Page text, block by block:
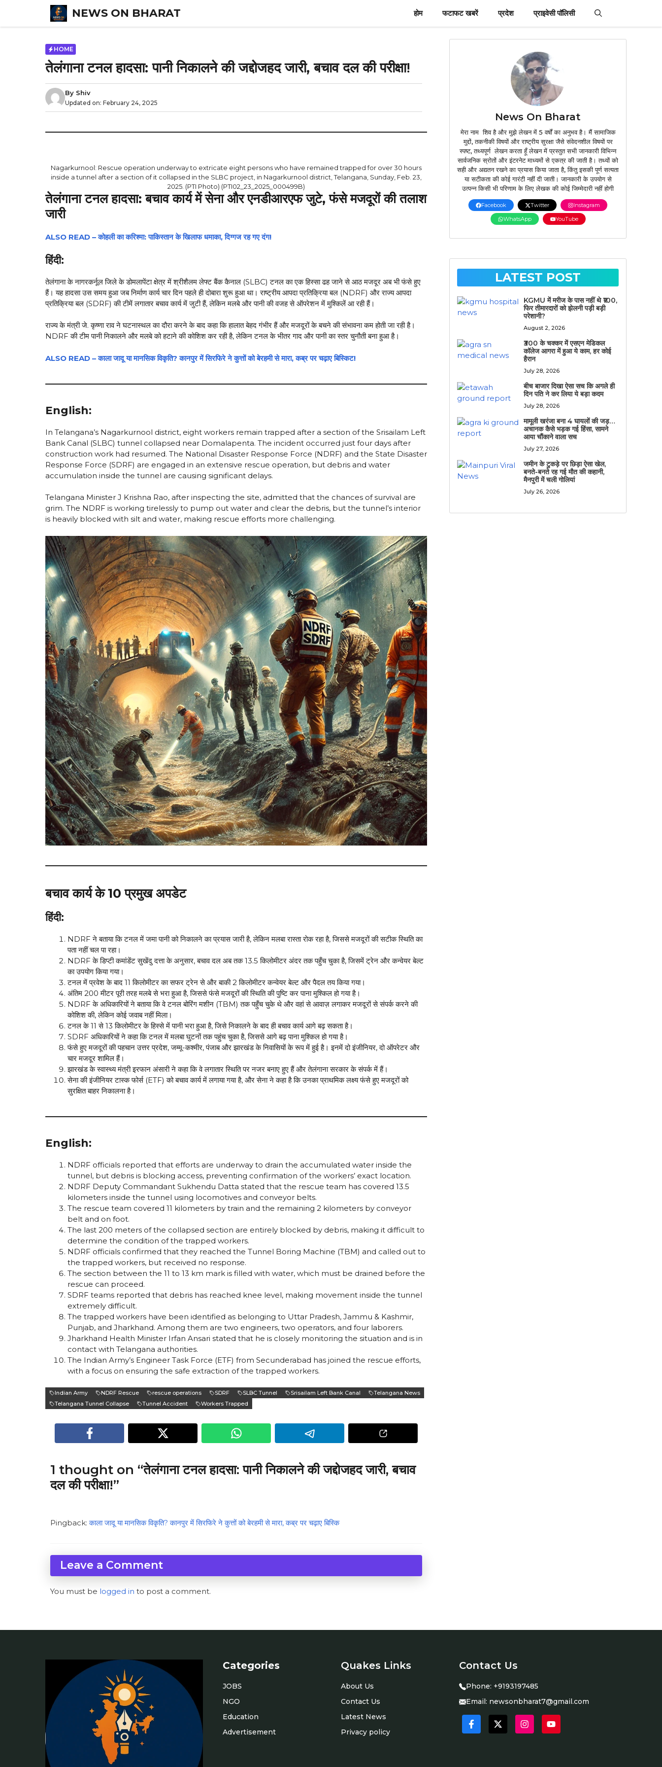
content
NEWS ON BHARAT होम फटाफट खबरें प्रदेश प्राइवेसी पॉलिसी
HOME
तेलंगाना टनल हादसा: पानी निकालने की जद्दोजहद जारी, बचाव दल की परीक्षा!
By Shiv
Updated on: February 24, 2025
Nagarkurnool: Rescue operation underway to extricate eight persons who have remained trapped for over 30 hours
inside a tunnel after a section of it collapsed in the SLBC project, in Nagarkurnool district, Telangana, Sunday, Feb. 23,
2025. (PTI Photo) (PTI02_23_2025_000499B)
तेलंगाना टनल हादसा: बचाव कार्य में सेना और एनडीआरएफ जुटे, फंसे मजदूरों की तलाश
जारी
ALSO READ – कोहली का करिश्मा: पाकिस्तान के खिलाफ धमाका, दिग्गज रह गए दंग!
हिंदी:
तेलंगाना के नागरकर्नूल जिले के डोमलापेंटा क्षेत्र में श्रीशैलम लेफ्ट बैंक कैनाल (SLBC) टनल का एक हिस्सा ढह जाने से आठ मजदूर अब भी फंसे हुए
हैं। यह हादसा उस समय हुआ जब निर्माण कार्य चार दिन पहले ही दोबारा शुरू हुआ था। राष्ट्रीय आपदा प्रतिक्रिया बल (NDRF) और राज्य आपदा
प्रतिक्रिया बल (SDRF) की टीमें लगातार बचाव कार्य में जुटी हैं, लेकिन मलबे और पानी की वजह से ऑपरेशन में मुश्किलें आ रही हैं।
राज्य के मंत्री जे. कृष्णा राव ने घटनास्थल का दौरा करने के बाद कहा कि हालात बेहद गंभीर हैं और मजदूरों के बचने की संभावना कम होती जा रही है।
NDRF की टीम पानी निकालने और मलबे को हटाने की कोशिश कर रही है, लेकिन टनल के भीतर गाद और पानी का स्तर चुनौती बना हुआ है।
ALSO READ – काला जादू या मानसिक विकृति? कानपुर में सिरफिरे ने कुत्तों को बेरहमी से मारा, कब्र पर चढ़ाए बिस्किट!
English:
In Telangana’s Nagarkurnool district, eight workers remain trapped after a section of the Srisailam Left
Bank Canal (SLBC) tunnel collapsed near Domalapenta. The incident occurred just four days after
construction work had resumed. The National Disaster Response Force (NDRF) and the State Disaster
Response Force (SDRF) are engaged in an extensive rescue operation, but debris and water
accumulation inside the tunnel are causing significant delays.
Telangana Minister J Krishna Rao, after inspecting the site, admitted that the chances of survival are
grim. The NDRF is working tirelessly to pump out water and clear the debris, but the tunnel’s interior
is heavily blocked with silt and water, making rescue efforts more challenging.
बचाव कार्य के 10 प्रमुख अपडेट
हिंदी:
NDRF ने बताया कि टनल में जमा पानी को निकालने का प्रयास जारी है, लेकिन मलबा रास्ता रोक रहा है, जिससे मजदूरों की सटीक स्थिति का
पता नहीं चल पा रहा।
NDRF के डिप्टी कमांडेंट सुखेंदु दत्ता के अनुसार, बचाव दल अब तक 13.5 किलोमीटर अंदर तक पहुँच चुका है, जिसमें ट्रेन और कन्वेयर बेल्ट
का उपयोग किया गया।
टनल में प्रवेश के बाद 11 किलोमीटर का सफर ट्रेन से और बाकी 2 किलोमीटर कन्वेयर बेल्ट और पैदल तय किया गया।
अंतिम 200 मीटर पूरी तरह मलबे से भरा हुआ है, जिससे फंसे मजदूरों की स्थिति की पुष्टि कर पाना मुश्किल हो गया है।
NDRF के अधिकारियों ने बताया कि वे टनल बोरिंग मशीन (TBM) तक पहुँच चुके थे और वहां से आवाज़ लगाकर मजदूरों से संपर्क करने की
कोशिश की, लेकिन कोई जवाब नहीं मिला।
टनल के 11 से 13 किलोमीटर के हिस्से में पानी भरा हुआ है, जिसे निकालने के बाद ही बचाव कार्य आगे बढ़ सकता है।
SDRF अधिकारियों ने कहा कि टनल में मलबा घुटनों तक पहुंच चुका है, जिससे आगे बढ़ पाना मुश्किल हो गया है।
फंसे हुए मजदूरों की पहचान उत्तर प्रदेश, जम्मू-कश्मीर, पंजाब और झारखंड के निवासियों के रूप में हुई है। इनमें दो इंजीनियर, दो ऑपरेटर और
चार मजदूर शामिल हैं।
झारखंड के स्वास्थ्य मंत्री इरफान अंसारी ने कहा कि वे लगातार स्थिति पर नजर बनाए हुए हैं और तेलंगाना सरकार के संपर्क में हैं।
सेना की इंजीनियर टास्क फोर्स (ETF) को बचाव कार्य में लगाया गया है, और सेना ने कहा है कि उनका प्राथमिक लक्ष्य फंसे हुए मजदूरों को
सुरक्षित बाहर निकालना है।
English:
NDRF officials reported that efforts are underway to drain the accumulated water inside the
tunnel, but debris is blocking access, preventing confirmation of the workers’ exact location.
NDRF Deputy Commandant Sukhendu Datta stated that the rescue team has covered 13.5
kilometers inside the tunnel using locomotives and conveyor belts.
The rescue team covered 11 kilometers by train and the remaining 2 kilometers by conveyor
belt and on foot.
The last 200 meters of the collapsed section are entirely blocked by debris, making it difficult to
determine the condition of the trapped workers.
NDRF officials confirmed that they reached the Tunnel Boring Machine (TBM) and called out to
the trapped workers, but received no response.
The section between the 11 to 13 km mark is filled with water, which must be drained before the
rescue can proceed.
SDRF teams reported that debris has reached knee level, making movement inside the tunnel
extremely difficult.
The trapped workers have been identified as belonging to Uttar Pradesh, Jammu & Kashmir,
Punjab, and Jharkhand. Among them are two engineers, two operators, and four laborers.
Jharkhand Health Minister Irfan Ansari stated that he is closely monitoring the situation and is in
contact with Telangana authorities.
The Indian Army’s Engineer Task Force (ETF) from Secunderabad has joined the rescue efforts,
with a focus on ensuring the safe extraction of the trapped workers.
Indian Army NDRF Rescue rescue operations SDRF SLBC Tunnel Srisailam Left Bank Canal
Telangana News
Telangana Tunnel Collapse
Tunnel Accident Workers Trapped
1 thought on “तेलंगाना टनल हादसा: पानी निकालने की जद्दोजहद जारी, बचाव
दल की परीक्षा!”
Pingback:काला जादू या मानसिक विकृति? कानपुर में सिरफिरे ने कुत्तों को बेरहमी से मारा, कब्र पर चढ़ाए बिस्कि
Leave a Comment
You must be logged in to post a comment.
News On Bharat
मेरा नाम शिव है और मुझे लेखन में 5 वर्षों का अनुभव है। मैं सामाजिक
मुद्दों, तकनीकी विषयों और राष्ट्रीय सुरक्षा जैसे संवेदनशील विषयों पर
स्पष्ट, तथ्यपूर्ण लेखन करता हूँ लेखन में प्रस्तुत सभी जानकारी विभिन्न
सार्वजनिक स्रोतों और इंटरनेट माध्यमों से एकत्र की जाती है। तथ्यों को
सही और अद्यतन रखने का प्रयास किया जाता है, किंतु इसकी पूर्ण सत्यता
या सटीकता की कोई गारंटी नहीं दी जाती। जानकारी के उपयोग से
उत्पन्न किसी भी परिणाम के लिए लेखक की कोई जिम्मेदारी नहीं होगी
Facebook Twitter
Instagram
WhatsApp
YouTube
LATEST POST
KGMU में मरीज के पास नहीं थे ₹100,
फिर तीमारदारों को झेलनी पड़ी बड़ी
परेशानी?
August 2, 2026
₹300 के चक्कर में एसएन मेडिकल
कॉलेज आगरा में हुआ ये काम, हर कोई
हैरान
July 28, 2026
बीच बाजार दिखा ऐसा सच कि अगले ही
दिन पति ने कर लिया ये बड़ा कदम
July 28, 2026
मामूली खरंजा बना 4 घायलों की जड़…
अचानक कैसे भड़क गई हिंसा, सामने
आया चौंकाने वाला सच
July 27, 2026
जमीन के टुकड़े पर छिड़ा ऐसा खेल,
बनते-बनते रह गई मौत की कहानी,
मैनपुरी में चली गोलियां
July 26, 2026
Categories
JOBS
NGO
Education
Advertisement
Quakes Links
About Us
Contact Us
Latest News
Privacy policy
Contact Us
Phone: +9193197485
Email: newsonbharat7@gmail.com